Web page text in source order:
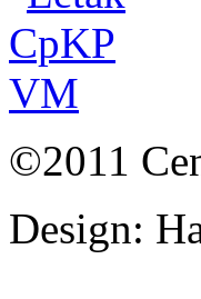
©2011
Design: